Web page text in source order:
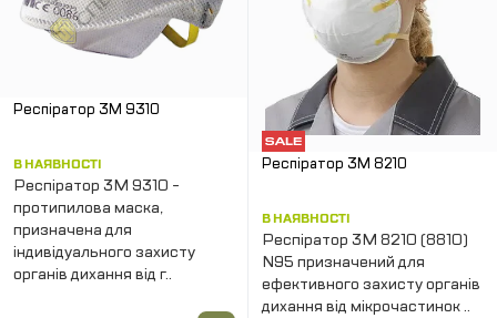
Респіратор 3M 9310
В НАЯВНОСТІ
Респіратор 3M 9310 -
протипилова маска,
призначена для
індивідуального захисту
органів дихання від г..
Респіратор 3М 8210
В НАЯВНОСТІ
Респіратор 3M 8210 (8810)
N95 призначений для
ефективного захисту органів
дихання від мікрочастинок ..